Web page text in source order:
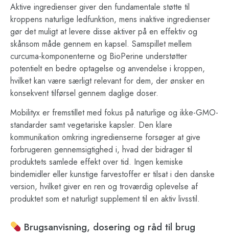
Aktive ingredienser giver den fundamentale støtte til
kroppens naturlige ledfunktion, mens inaktive ingredienser
gør det muligt at levere disse aktiver på en effektiv og
skånsom måde gennem en kapsel. Samspillet mellem
curcuma-komponenterne og BioPerine understøtter
potentielt en bedre optagelse og anvendelse i kroppen,
hvilket kan være særligt relevant for dem, der ønsker en
konsekvent tilførsel gennem daglige doser.
Mobilityx er fremstillet med fokus på naturlige og ikke-GMO-
standarder samt vegetariske kapsler. Den klare
kommunikation omkring ingredienserne forsøger at give
forbrugeren gennemsigtighed i, hvad der bidrager til
produktets samlede effekt over tid. Ingen kemiske
bindemidler eller kunstige farvestoffer er tilsat i den danske
version, hvilket giver en ren og troværdig oplevelse af
produktet som et naturligt supplement til en aktiv livsstil.
Brugsanvisning, dosering og råd til brug